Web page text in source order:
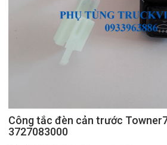
Công tắc đèn cản trước
3727083000